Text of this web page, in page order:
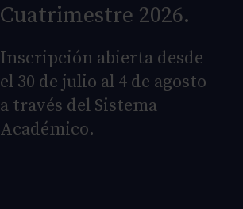
Cuatrimestre 2026.
Inscripción abierta desde
el 30 de julio al 4 de agosto
a través del Sistema
Académico.